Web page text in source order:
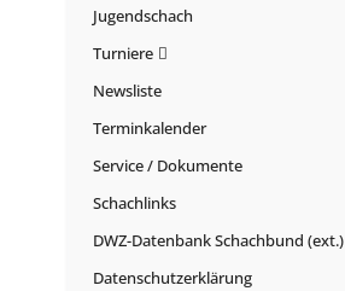
Jugendschach
Turniere
Newsliste
Terminkalender
Service / Dokumente
Schachlinks
DWZ-Datenbank Schachbund (ext.)
Datenschutzerklärung